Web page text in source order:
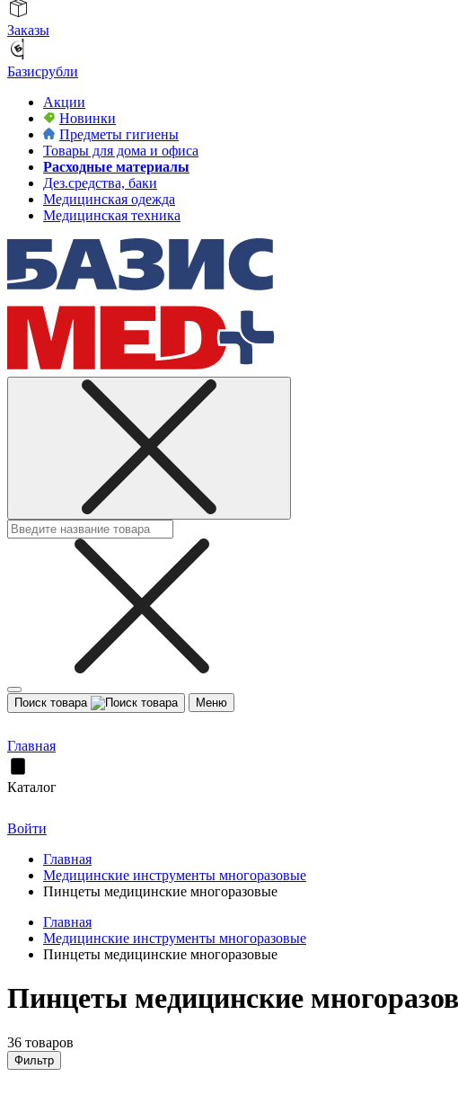
Заказы
Базисрубли
Акции
Новинки
Предметы гигиены
Товары для дома и офиса
Расходные материалы
Дез.средства, баки
Медицинская одежда
Медицинская техника
Поиск товара Меню
Главная
Каталог
Войти
Главная
Медицинские инструменты многоразовые
Пинцеты медицинские многоразовые
Главная
Медицинские инструменты многоразовые
Пинцеты медицинские многоразовые
Пинцеты медицинские
36 товаров
Фильтр